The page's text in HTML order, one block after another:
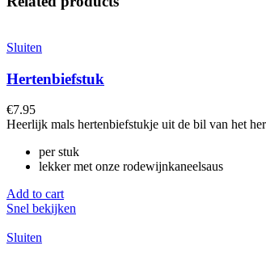
Sluiten
Hertenbiefstuk
€7.95
Heerlijk mals hertenbiefstukje uit de bil van het
per stuk
lekker met onze rodewijnkaneelsaus
Add to cart
Snel bekijken
Sluiten